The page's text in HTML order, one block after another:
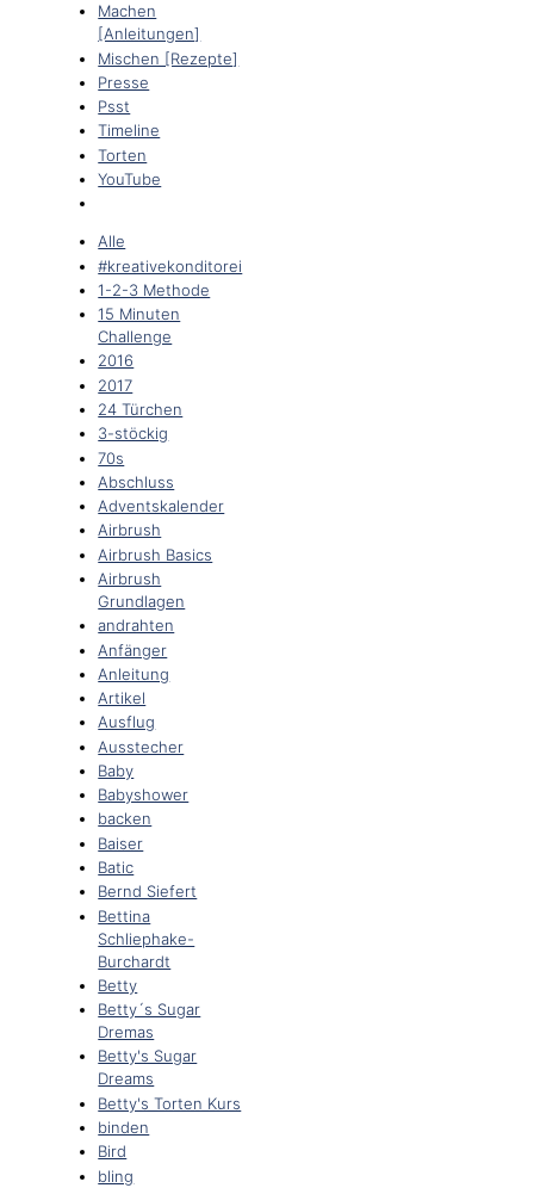
Machen
[Anleitungen]
Mischen [Rezepte]
Presse
Psst
Timeline
Torten
YouTube
Alle
#kreativekonditorei
1-2-3 Methode
15 Minuten
Challenge
2016
2017
24 Türchen
3-stöckig
70s
Abschluss
Adventskalender
Airbrush
Airbrush Basics
Airbrush
Grundlagen
andrahten
Anfänger
Anleitung
Artikel
Ausflug
Ausstecher
Baby
Babyshower
backen
Baiser
Batic
Bernd Siefert
Bettina
Schliephake-
Burchardt
Betty
Betty´s Sugar
Dremas
Betty's Sugar
Dreams
Betty's Torten Kurs
binden
Bird
bling